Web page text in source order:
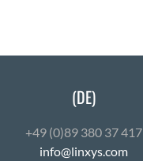
(DE)
+49 (0)89 380 37 417
info@linxys.com